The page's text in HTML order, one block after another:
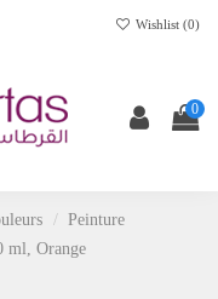
Wishlist (0)
0
Peinture
ml, Orange